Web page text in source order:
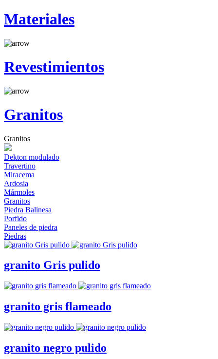
Materiales
Revestimientos
Granitos
Granitos
Dekton modulado
Travertino
Miracema
Ardosia
Mármoles
Granitos
Piedra Balinesa
Porfido
Paneles de piedra
Piedras
granito Gris pulido
granito gris flameado
granito negro pulido